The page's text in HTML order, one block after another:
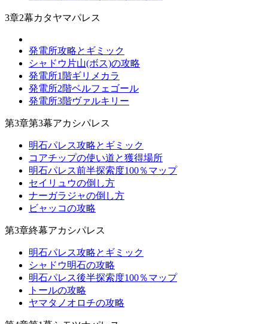
3章2幕カタヤマパレス
発電所攻略とギミック
シャドウ片山(ボス)の攻略
発電所1階ギリメカラ
発電所2階ベルフェゴール
発電所3階ヴァルキリー
第3章第3幕アカシパレス
明石パレス攻略とギミック
コアチップの使い道と獲得場所
明石パレス前半探索度100％マップ
セイリュウの倒し方
ナーガラジャの倒し方
ビャッコの攻略
第3章終幕アカシパレス
明石パレス攻略とギミック
シャドウ明石の攻略
明石パレス後半探索度100％マップ
トールの攻略
ヤマタノオロチの攻略